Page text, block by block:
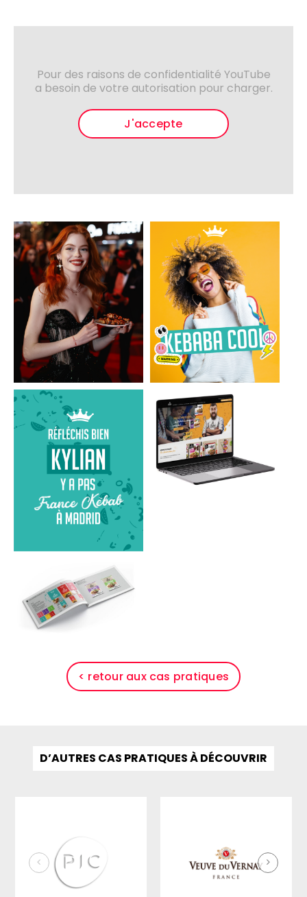
Pour des raisons de confidentialité YouTube
a besoin de votre autorisation pour charger.
J'accepte
< retour aux cas pratiques
D’AUTRES CAS PRATIQUES À DÉCOUVRIR